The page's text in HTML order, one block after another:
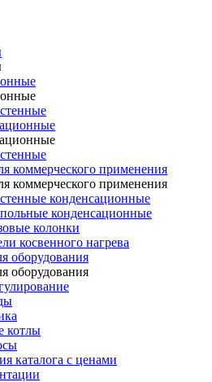
коммерческого применения
коммерческого применения
конденсационные
конденсационные
колонки
косвенного нагрева
оборудования
оборудования
котлы
каталога с ценами